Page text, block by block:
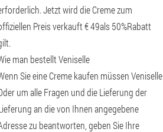
Jetzt wird die Creme zum
Preis verkauft € 49als 50%Rabatt
man bestellt Veniselle
Sie eine Creme kaufen müssen Veniselle
um alle Fragen und die Lieferung der
an die von Ihnen angegebene
zu beantworten, geben Sie Ihre